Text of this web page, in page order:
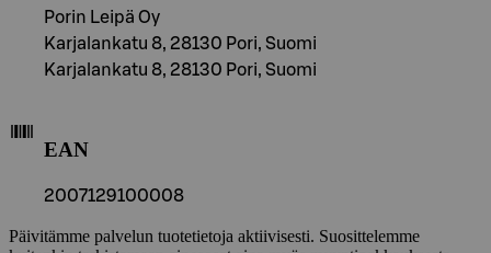
Porin Leipä Oy
Karjalankatu 8, 28130 Pori, Suomi
Karjalankatu 8, 28130 Pori, Suomi
EAN
2007129100008
Päivitämme palvelun tuotetietoja aktiivisesti. Suosittelemme